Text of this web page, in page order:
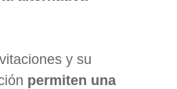
y su
permiten una